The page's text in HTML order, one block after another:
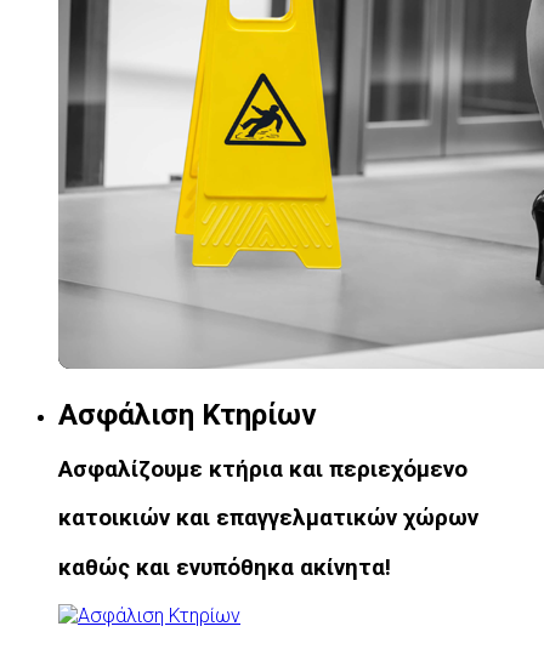
Ασφάλιση Κτηρίων
Ασφαλίζουμε κτήρια και περιεχόμενο
κατοικιών και επαγγελματικών χώρων
καθώς και ενυπόθηκα ακίνητα!